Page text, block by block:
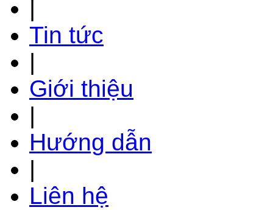
|
Tin tức
|
Giới thiệu
|
Hướng dẫn
|
Liên hệ